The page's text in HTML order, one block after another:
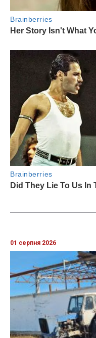
01 серпня 2026